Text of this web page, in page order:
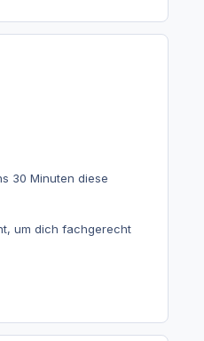
30 Minuten diese
um dich fachgerecht